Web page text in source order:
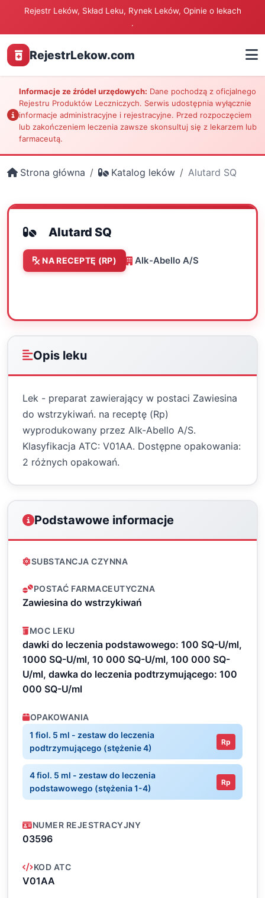
Rejestr Leków, Skład Leku, Rynek Leków, Opinie o lekach
.
RejestrLekow.com
Informacje ze źródeł urzędowych: Dane pochodzą z oficjalnego
Rejestru Produktów Leczniczych. Serwis udostępnia wyłącznie
informacje administracyjne i rejestracyjne. Przed rozpoczęciem
lub zakończeniem leczenia zawsze skonsultuj się z lekarzem lub
farmaceutą.
Strona główna Katalog leków Alutard SQ
Alutard SQ
NA RECEPTĘ (RP) Alk-Abello A/S
Opis leku
Lek - preparat zawierający w postaci Zawiesina
do wstrzykiwań. na receptę (Rp)
wyprodukowany przez Alk-Abello A/S.
Klasyfikacja ATC: V01AA. Dostępne opakowania:
2 różnych opakowań.
Podstawowe informacje
SUBSTANCJA CZYNNA
POSTAĆ FARMACEUTYCZNA
Zawiesina do wstrzykiwań
MOC LEKU
dawki do leczenia podstawowego: 100 SQ-U/ml,
1000 SQ-U/ml, 10 000 SQ-U/ml, 100 000 SQ-
U/ml, dawka do leczenia podtrzymującego: 100
000 SQ-U/ml
OPAKOWANIA
1 fiol. 5 ml - zestaw do leczenia
podtrzymującego (stężenie 4)
Rp
4 fiol. 5 ml - zestaw do leczenia
podstawowego (stężenia 1-4)
Rp
NUMER REJESTRACYJNY
03596
KOD ATC
V01AA